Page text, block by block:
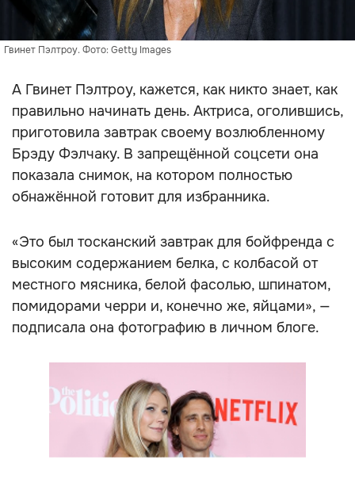
Гвинет Пэлтроу. Фото: Getty Images
А Гвинет Пэлтроу, кажется, как никто знает, как
правильно начинать день. Актриса, оголившись,
приготовила завтрак своему возлюбленному
Брэду Фэлчаку. В запрещённой соцсети она
показала снимок, на котором полностью
обнажённой готовит для избранника.
«Это был тосканский завтрак для бойфренда с
высоким содержанием белка, с колбасой от
местного мясника, белой фасолью, шпинатом,
помидорами черри и, конечно же, яйцами», —
подписала она фотографию в личном блоге.